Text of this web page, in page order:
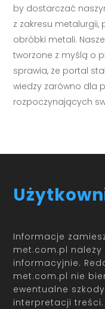
by dostarczać
z zakresu metalurgii,
obróbki metali.
tworzone z myślą o
sprawia, że portal
wiedzy zarówno dla
rozpoczynających
Informacje
met.com.pl należy
informacyjnie.
met.com.pl nie
ewentualne
interpretacji treści.